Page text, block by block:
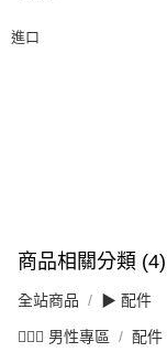
進口
商品相關分類 (4)
全站商品 ▶ 配件
💁🏻‍♂️ 男性專區 配件